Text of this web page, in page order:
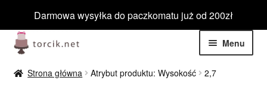
Darmowa wysyłka do paczkomatu już od 200zł
Przejdź
do
nawigacji
Przejdź
do
treści
Menu
Jadalne
Strona główna Atrybut produktu: Wysokość 2,7